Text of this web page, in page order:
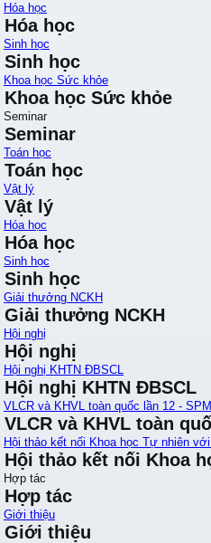
Hóa học
Hóa học
Sinh học
Sinh học
Khoa học Sức khỏe
Khoa học Sức khỏe
Seminar
Seminar
Toán học
Toán học
Vật lý
Vật lý
Hóa học
Hóa học
Sinh học
Sinh học
Giải thưởng NCKH
Giải thưởng NCKH
Hội nghị
Hội nghị
Hội nghị KHTN ĐBSCL
Hội nghị KHTN ĐBSCL
VLCR và KHVL toàn quốc lần 12 -
VLCR và KHVL toàn
Hội thảo kết nối Khoa học Tự nhiên
Hội thảo kết nối Khoa
Hợp tác
Hợp tác
Giới thiệu
Giới thiệu